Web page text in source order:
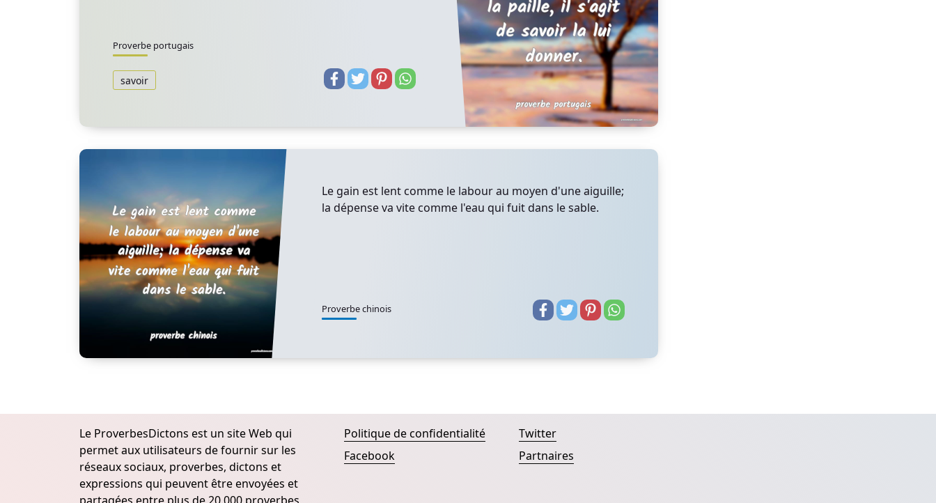
Proverbe portugais
savoir
Le gain est lent comme le labour au moyen d'une aiguille;
la dépense va vite comme l'eau qui fuit dans le sable.
Proverbe chinois
Le ProverbesDictons est un site Web qui
permet aux utilisateurs de fournir sur les
réseaux sociaux, proverbes, dictons et
expressions qui peuvent être envoyées et
Politique de confidentialité
Facebook
Twitter
Partnaires